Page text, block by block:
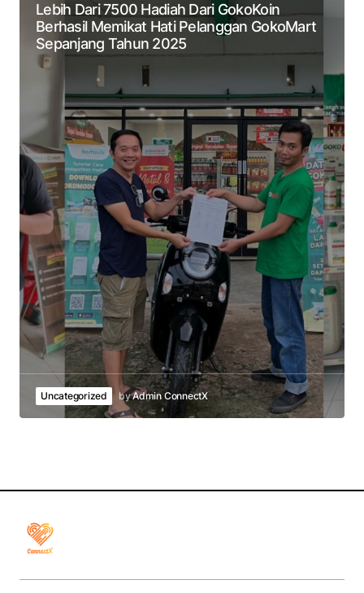
Lebih Dari 7500 Hadiah Dari GokoKoin
Berhasil Memikat Hati Pelanggan GokoMart
Sepanjang Tahun 2025
Uncategorized byAdmin ConnectX